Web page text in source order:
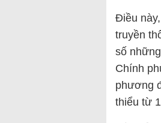
Điều
truyền
số
Chính
phương
thiểu từ